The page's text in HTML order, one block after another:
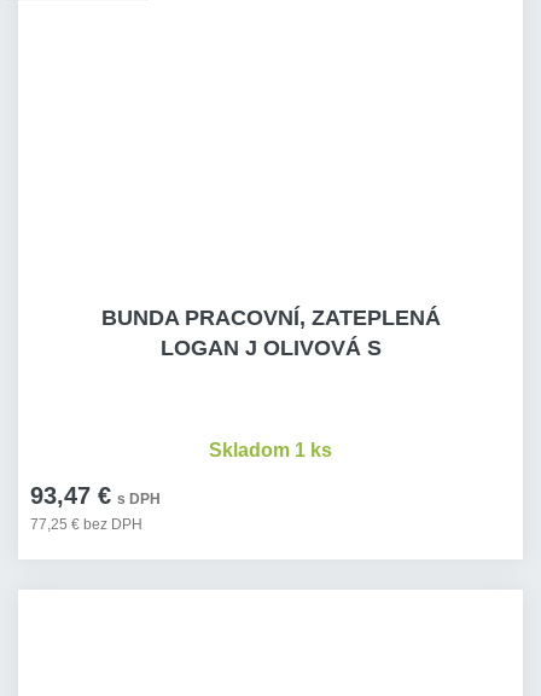
BUNDA PRACOVNÍ, ZATEPLENÁ
LOGAN J OLIVOVÁ S
93,47 € s DPH
77,25 € bez DPH
Skladom 1 ks